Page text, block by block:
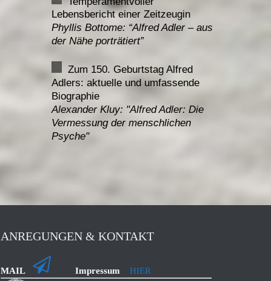
Lebensbericht einer Zeitzeugin
Phyllis Bottome: “Alfred Adler – aus
der Nähe porträtiert”
Zum 150. Geburtstag Alfred
Adlers: aktuelle und umfassende
Biographie
Alexander Kluy: "Alfred Adler: Die
Vermessung der menschlichen
Psyche"
ANREGUNGEN & KONTAKT
MAIL Impressum HIER